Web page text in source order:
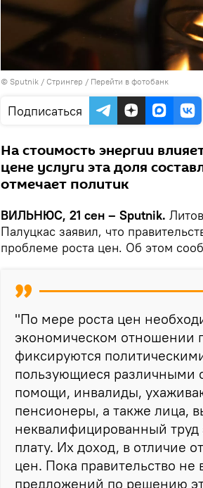
© Sputnik / Стрингер / Перейти в фотобанк
Подписаться
На стоимость энергии
цене услуги эта доля
отмечает политик
ВИЛЬНЮС, 21 сен – Sputnik.
Палуцкас заявил, что
проблеме роста цен. Об этом
"По мере роста цен
экономическом отношении
фиксируются
пользующиеся различными
помощи, инвалиды,
пенсионеры, а также лица,
неквалифицированный
плату. Их доход, в отличие
цен. Пока правительство
предложений по решению